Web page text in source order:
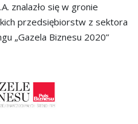
znalazło się w gronie
przedsiębiorstw z sektora
„Gazela Biznesu 2020”